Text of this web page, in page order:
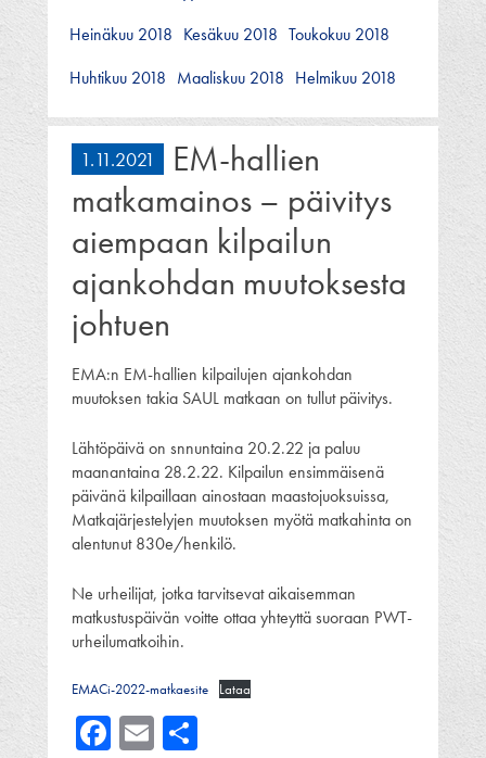
Heinäkuu 2018 Kesäkuu 2018 Toukokuu 2018
Huhtikuu 2018 Maaliskuu 2018 Helmikuu 2018
1.11.2021
EM-hallien
matkamainos – päivitys
aiempaan kilpailun
ajankohdan muutoksesta
johtuen
EMA:n EM-hallien kilpailujen ajankohdan
muutoksen takia SAUL matkaan on tullut päivitys.
Lähtöpäivä on snnuntaina 20.2.22 ja paluu
maanantaina 28.2.22. Kilpailun ensimmäisenä
päivänä kilpaillaan ainostaan maastojuoksuissa,
Matkajärjestelyjen muutoksen myötä matkahinta on
alentunut 830e/henkilö.
Ne urheilijat, jotka tarvitsevat aikaisemman
matkustuspäivän voitte ottaa yhteyttä suoraan PWT-
urheilumatkoihin.
EMACi-2022-matkaesite Lataa
Facebook
Email